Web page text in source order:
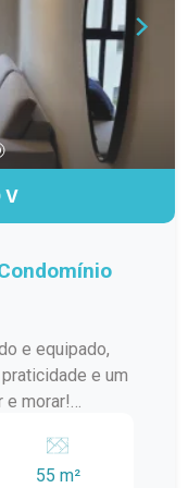
no
de lazer e
e uma
V
e equipado,
e um
e morar!
micro-ondas
perfeita para
55 m²